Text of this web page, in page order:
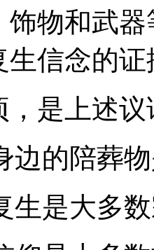
饰物和武
生信念的证
是上述议
的陪葬物
是大多数